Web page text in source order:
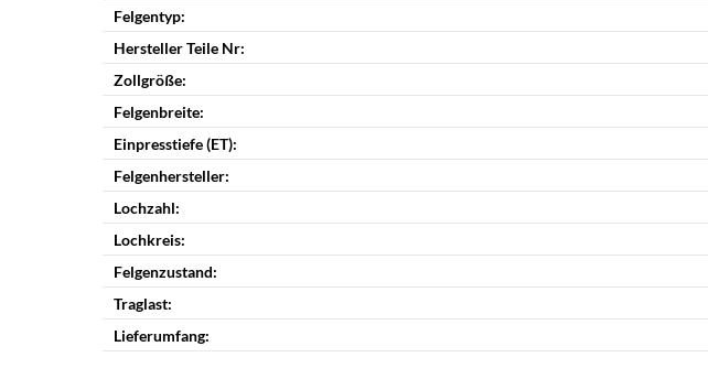
Felgentyp:
Hersteller Teile Nr:
Zollgröße:
Felgenbreite:
Einpresstiefe (ET):
Felgenhersteller:
Lochzahl:
Lochkreis:
Felgenzustand:
Traglast:
Lieferumfang: